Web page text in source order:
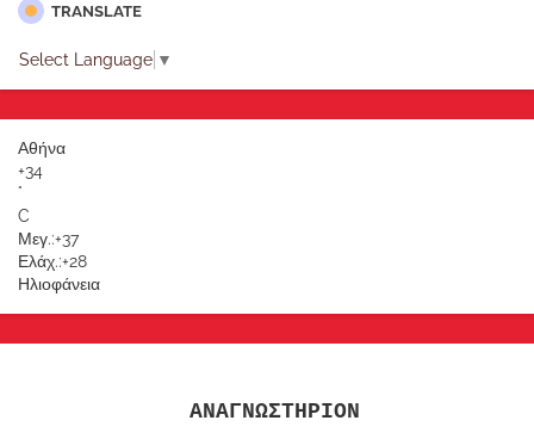
TRANSLATE
Select Language ▼
Αθήνα
+34
°
C
Μεγ.:+37
Ελάχ.:+28
Ηλιοφάνεια
ΑΝΑΓΝΩΣΤΗΡΙΟΝ